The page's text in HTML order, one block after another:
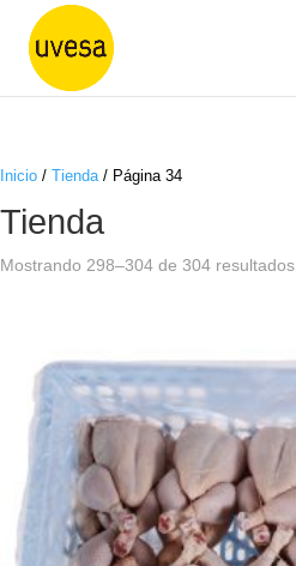
Inicio / Tienda/ Página 34
Tienda
Mostrando 298–304 de 304 resultados